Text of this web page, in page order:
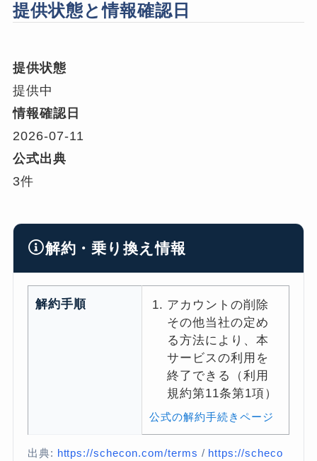
提供状態と情報確認日
提供状態
提供中
情報確認日
2026-07-11
公式出典
3件
解約・乗り換え情報
解約手順
アカウントの削除
その他当社の定め
る方法により、本
サービスの利用を
終了できる（利用
規約第11条第1項）
公式の解約手続きページ
出典: https://schecon.com/terms / https://scheco